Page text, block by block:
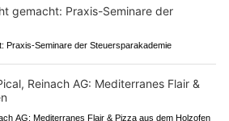
Praxis-Seminare der Steuersparakademie
AG: Mediterranes Flair & Pizza aus dem Holzofen